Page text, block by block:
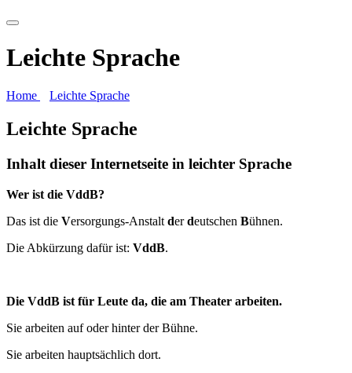
Leichte Sprache
Home Leichte Sprache
Leichte Sprache
Inhalt dieser Internetseite in leichter Sprache
Wer ist die VddB?
Das ist die Versorgungs-Anstalt derdeutschen Bühnen.
Die Abkürzung dafür ist: VddB.
Die VddB ist für Leute da, die am Theater arbeiten.
Sie arbeiten auf oder hinter der Bühne.
Sie arbeiten hauptsächlich dort.